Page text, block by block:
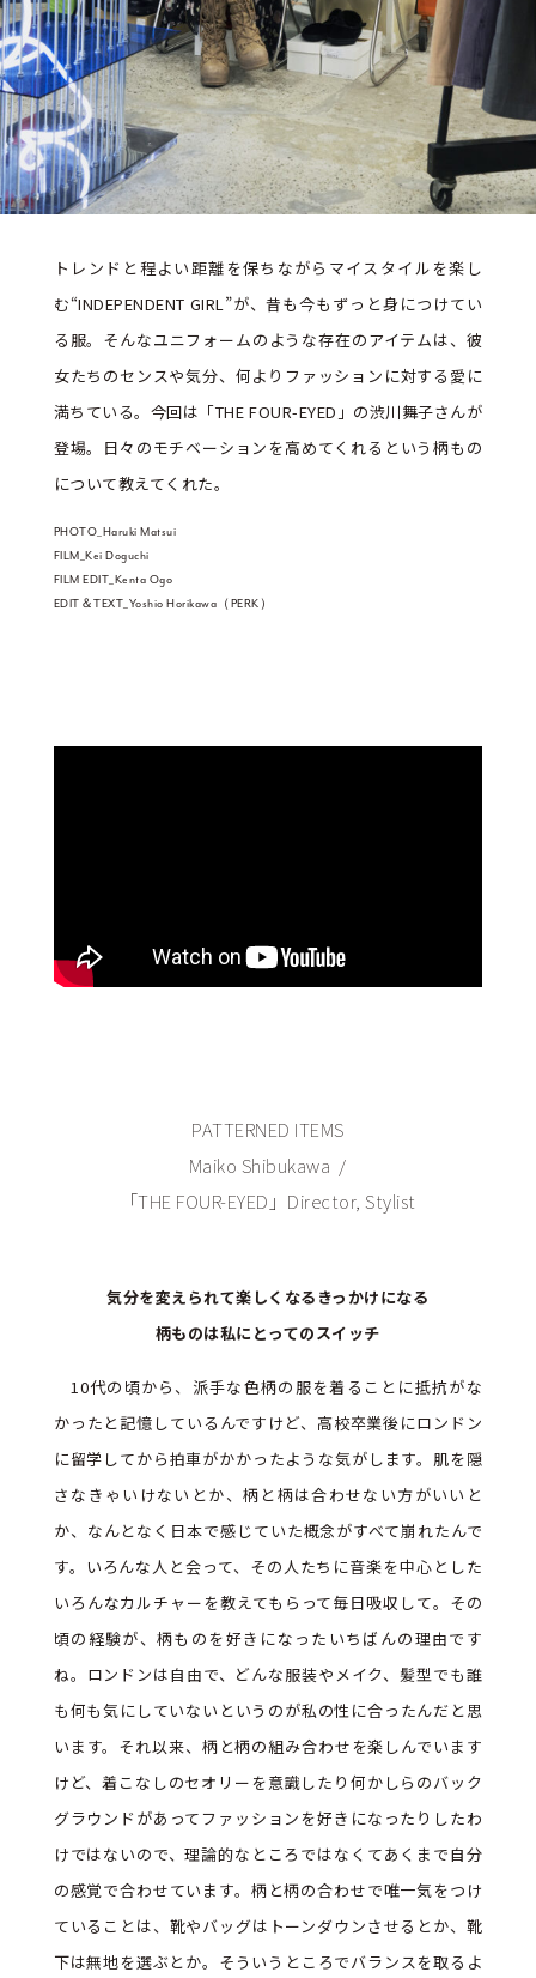
トレンドと程よい距離を保ちながらマイスタイルを楽し
む“INDEPENDENT GIRL”が、昔も今もずっと身につけてい
る服。そんなユニフォームのような存在のアイテムは、彼
女たちのセンスや気分、何よりファッションに対する愛に
満ちている。今回は「THE FOUR-EYED」の渋川舞子さんが
登場。日々のモチベーションを高めてくれるという柄もの
について教えてくれた。
PHOTO_Haruki Matsui
FILM_Kei Doguchi
FILM EDIT_Kenta Ogo
EDIT＆TEXT_Yoshio Horikawa（PERK）
PATTERNED ITEMS
Maiko Shibukawa /
「THE FOUR-EYED」Director, Stylist
気分を変えられて楽しくなるきっかけになる
柄ものは私にとってのスイッチ
10代の頃から、派手な色柄の服を着ることに抵抗がな
かったと記憶しているんですけど、高校卒業後にロンドン
に留学してから拍車がかかったような気がします。肌を隠
さなきゃいけないとか、柄と柄は合わせない方がいいと
か、なんとなく日本で感じていた概念がすべて崩れたんで
す。いろんな人と会って、その人たちに音楽を中心とした
いろんなカルチャーを教えてもらって毎日吸収して。その
頃の経験が、柄ものを好きになったいちばんの理由です
ね。ロンドンは自由で、どんな服装やメイク、髪型でも誰
も何も気にしていないというのが私の性に合ったんだと思
います。それ以来、柄と柄の組み合わせを楽しんでいます
けど、着こなしのセオリーを意識したり何かしらのバック
グラウンドがあってファッションを好きになったりしたわ
けではないので、理論的なところではなくてあくまで自分
の感覚で合わせています。柄と柄の合わせで唯一気をつけ
ていることは、靴やバッグはトーンダウンさせるとか、靴
下は無地を選ぶとか。そういうところでバランスを取るよ